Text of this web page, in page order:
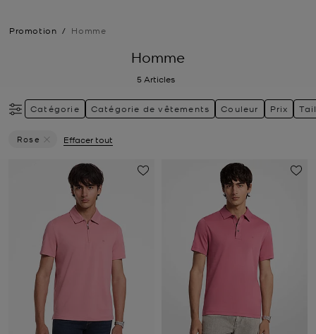
Promotion / Homme
Homme
5 Articles
Catégorie Catégorie de vêtements Couleur Prix
Rose
Effacer tout